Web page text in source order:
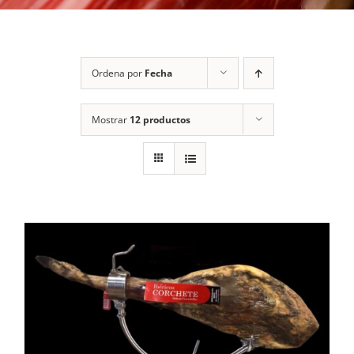
Ordena por Fecha
Mostrar 12 productos